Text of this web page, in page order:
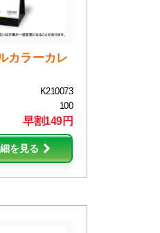
カラーカレ
K210073
100
早割149円
を見る